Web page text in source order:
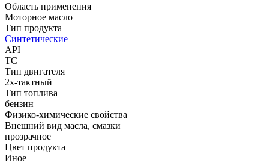
Область применения
Моторное масло
Тип продукта
Синтетические
API
TC
Тип двигателя
2х-тактный
Тип топлива
бензин
Физико-химические свойства
Внешний вид масла, смазки
прозрачное
Цвет продукта
Иное